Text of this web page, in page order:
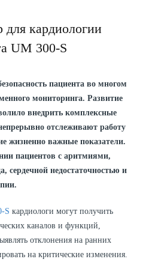
кардиологии
UM 300-S
пациента во многом
мониторинга. Развитие
внедрить комплексные
отслеживают работу
жизненно важные показатели.
пациентов с аритмиями,
сердечной недостаточностью и
S кардиологи могут получить
каналов и функций,
отклонения на ранних
на критические изменения.